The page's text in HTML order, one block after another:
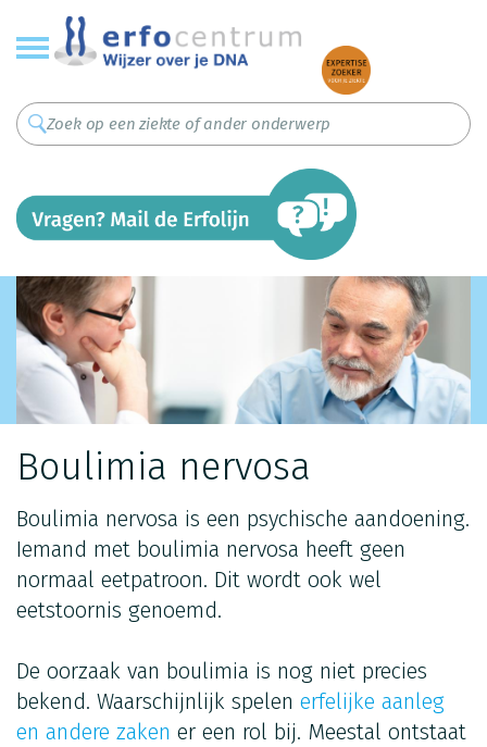
Overslaan
en
naar
inhoud
gaan
Boulimia nervosa
Boulimia nervosa is een psychische aandoening.
Iemand met boulimia nervosa heeft geen
normaal eetpatroon. Dit wordt ook wel
eetstoornis genoemd.
De oorzaak van boulimia is nog niet precies
bekend. Waarschijnlijk spelen erfelijke aanleg
en andere zaken er een rol bij. Meestal ontstaat